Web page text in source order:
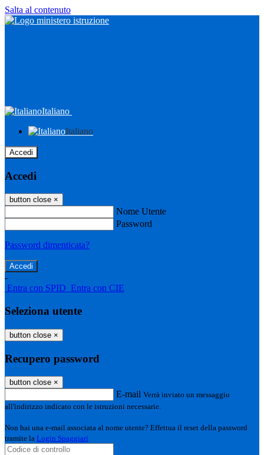
Salta al contenuto
Italiano
Italiano
Accedi
Accedi
button close ×
Nome Utente
Password
Password dimenticata?
-
Entra con SPID Entra con CIE
Seleziona utente
button close ×
Recupero password
button close ×
E-mail Verrà inviato un messaggio
all'indirizzo indicato con le istruzioni necessarie.
Non hai una e-mail associata al nome utente? Effettua il reset della password
tramite la Login Spaggiari